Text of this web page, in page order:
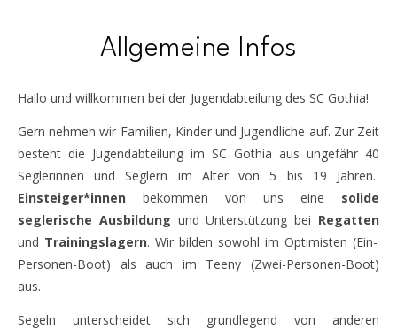
Allgemeine Infos
Hallo und willkommen bei der Jugendabteilung des SC Gothia!
Gern nehmen wir Familien, Kinder und Jugendliche auf. Zur Zeit
besteht die Jugendabteilung im SC Gothia aus ungefähr 40
Seglerinnen und Seglern im Alter von 5 bis 19 Jahren.
Einsteiger*innen bekommen von uns eine solide
seglerische Ausbildung und Unterstützung bei Regatten
und Trainingslagern. Wir bilden sowohl im Optimisten (Ein-
Personen-Boot) als auch im Teeny (Zwei-Personen-Boot)
aus.
Segeln unterscheidet sich grundlegend von anderen